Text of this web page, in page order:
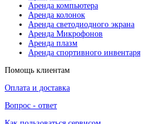
Аренда компьютера
Аренда колонок
Аренда светодиодного экрана
Аренда Микрофонов
Аренда плазм
Аренда спортивного инвентаря
Помощь клиентам
Оплата и доставка
Вопрос - ответ